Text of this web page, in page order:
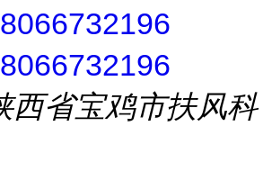
西省宝鸡市扶风科